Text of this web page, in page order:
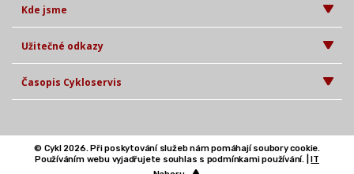
Kde jsme
Užitečné odkazy
Časopis Cykloservis
© Cykl 2026. Při poskytování služeb nám pomáhají soubory cookie.
Používáním webu vyjadřujete souhlas s podmínkami používání. |IT